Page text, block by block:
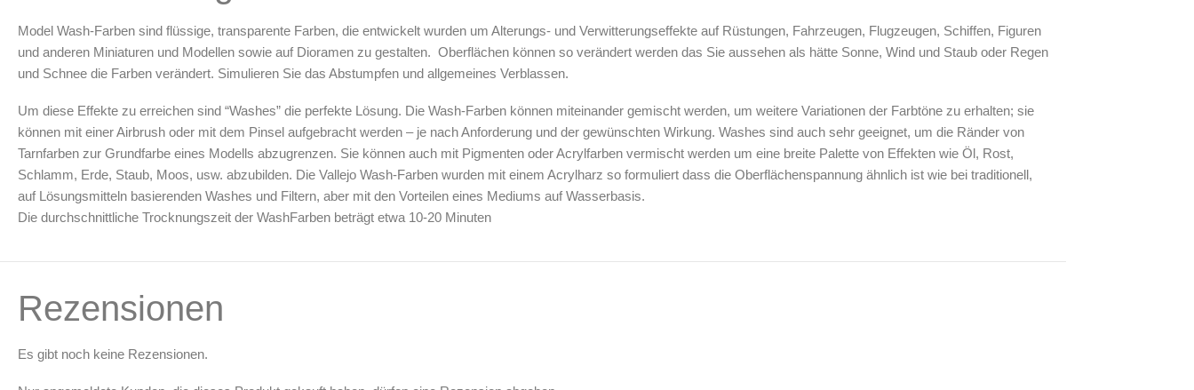
Maskierung & Schablonen
Maskierfolien & Maskierbänder
Schablonen & Templates
Reinigung & Pflege
Oberflächenreiniger
Airbrush-Reiniger
Luftreinigung & Filter
Arbeitsplatz & Zubehör
Spezialliteratur & Anleitungen
Gutscheine
Model Wash-Farben sind flüssige, transparente Farben, die entwickelt wurden um Alterungs- und Verwitterungseffekte auf Rüstungen, Fahrzeugen, Flugzeugen, Schiffen, Figuren
und anderen Miniaturen und Modellen sowie auf Dioramen zu gestalten. Oberflächen können so verändert werden das Sie aussehen als hätte Sonne, Wind und Staub oder Regen
und Schnee die Farben verändert. Simulieren Sie das Abstumpfen und allgemeines Verblassen.
Um diese Effekte zu erreichen sind “Washes” die perfekte Lösung. Die Wash-Farben können miteinander gemischt werden, um weitere Variationen der Farbtöne zu erhalten; sie
können mit einer Airbrush oder mit dem Pinsel aufgebracht werden – je nach Anforderung und der gewünschten Wirkung. Washes sind auch sehr geeignet, um die Ränder von
Tarnfarben zur Grundfarbe eines Modells abzugrenzen. Sie können auch mit Pigmenten oder Acrylfarben vermischt werden um eine breite Palette von Effekten wie Öl, Rost,
Schlamm, Erde, Staub, Moos, usw. abzubilden. Die Vallejo Wash-Farben wurden mit einem Acrylharz so formuliert dass die Oberflächenspannung ähnlich ist wie bei traditionell,
auf Lösungsmitteln basierenden Washes und Filtern, aber mit den Vorteilen eines Mediums auf Wasserbasis.
Die durchschnittliche Trocknungszeit der WashFarben beträgt etwa 10-20 Minuten
Rezensionen
Es gibt noch keine Rezensionen.